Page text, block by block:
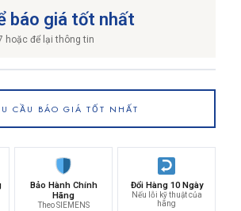
báo giá tốt nhất
hoặc để lại thông tin
CẦU BÁO GIÁ TỐT NHẤT
Bảo Hành Chính
Hãng
Theo SIEMENS
Đổi Hàng 10 Ngày
Nếu lỗi kỹ thuật của
hãng